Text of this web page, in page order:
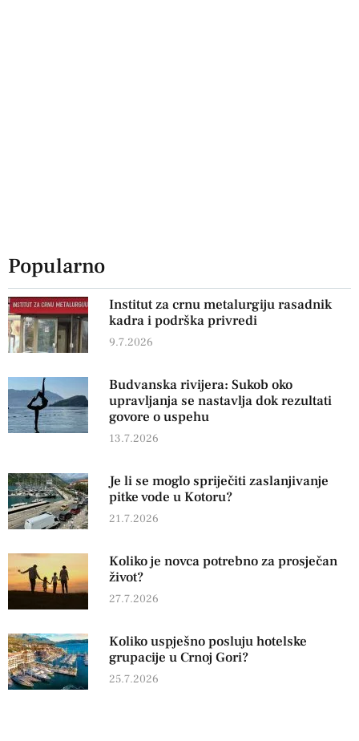
Popularno
Institut za crnu metalurgiju rasadnik
kadra i podrška privredi
9.7.2026
Budvanska rivijera: Sukob oko
upravljanja se nastavlja dok rezultati
govore o uspehu
13.7.2026
Je li se moglo spriječiti zaslanjivanje
pitke vode u Kotoru?
21.7.2026
Koliko je novca potrebno za prosječan
život?
27.7.2026
Koliko uspješno posluju hotelske
grupacije u Crnoj Gori?
25.7.2026